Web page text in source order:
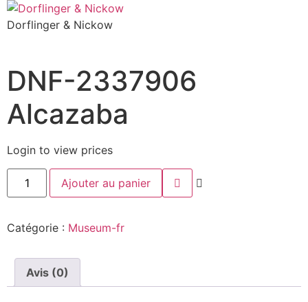
Dorflinger & Nickow
DNF-2337906
Alcazaba
Login to view prices
Ajouter au panier
Catégorie : Museum-fr
Avis (0)